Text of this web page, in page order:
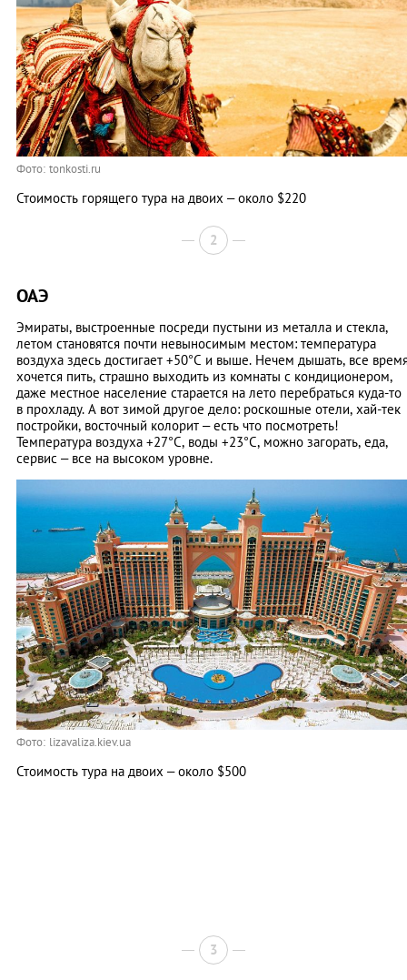
Фото: tonkosti.ru
Стоимость горящего тура на двоих – около $220
2
ОАЭ
Эмираты, выстроенные посреди пустыни из металла и стекла,
летом становятся почти невыносимым местом: температура
воздуха здесь достигает +50°C и выше. Нечем дышать, все
хочется пить, страшно выходить из комнаты с кондиционером,
даже местное население старается на лето перебраться куда-то
в прохладу. А вот зимой другое дело: роскошные отели, хай-тек
постройки, восточный колорит – есть что посмотреть!
Температура воздуха +27°C, воды +23°C, можно загорать, еда,
сервис – все на высоком уровне.
Фото: lizavaliza.kiev.ua
Стоимость тура на двоих – около $500
3